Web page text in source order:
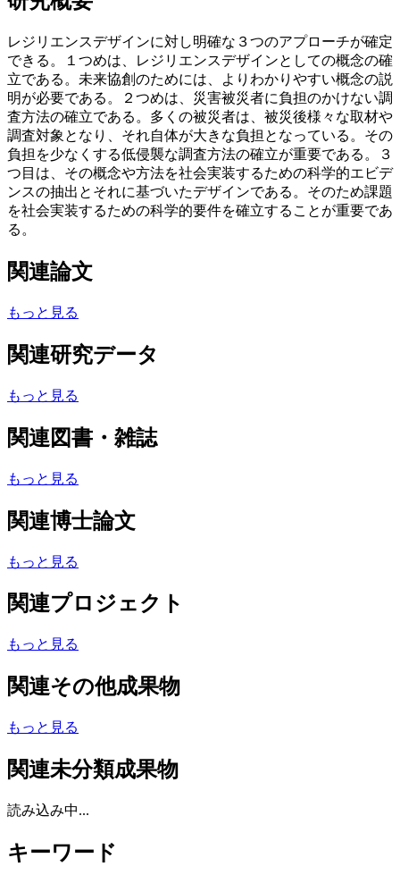
レジリエンスデザインに対し明確な３つのアプローチが確定
できる。１つめは、レジリエンスデザインとしての概念の確
立である。未来協創のためには、よりわかりやすい概念の説
明が必要である。２つめは、災害被災者に負担のかけない調
査方法の確立である。多くの被災者は、被災後様々な取材や
調査対象となり、それ自体が大きな負担となっている。その
負担を少なくする低侵襲な調査方法の確立が重要である。３
つ目は、その概念や方法を社会実装するための科学的エビデ
ンスの抽出とそれに基づいたデザインである。そのため課題
を社会実装するための科学的要件を確立することが重要であ
る。
関連論文
もっと見る
関連研究データ
もっと見る
関連図書・雑誌
もっと見る
関連博士論文
もっと見る
関連プロジェクト
もっと見る
関連その他成果物
もっと見る
関連未分類成果物
読み込み中...
キーワード